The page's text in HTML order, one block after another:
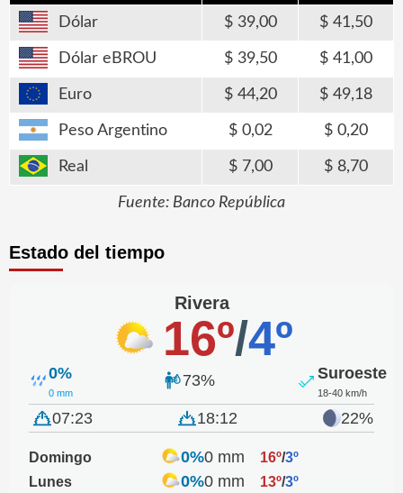
Dólar 39,00 41,50
Dólar eBROU 39,50 41,00
Euro 44,20 49,18
Peso Argentino 0,02 0,20
Real 7,00 8,70
Fuente: Banco República
Estado del tiempo
Rivera
16º/4º
0%
0 mm
73% Suroeste
18-40 km/h
07:23 18:12 22%
Domingo 0%0 mm 16º/3º
Lunes
0%0 mm 13º/3º